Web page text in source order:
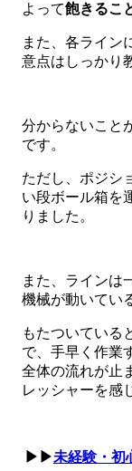
よって飽きるこ
また、各ライン
意点はしっかり
分からないこと
です。
ただし、ポジシ
い段ボール箱を
りました。
また、ラインは
機械が動いてい
もたついている
で、手早く作業
全体の流れが止
レッシャーを感
▶▶未経験・初